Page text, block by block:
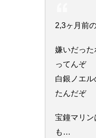
2,3ヶ月前
嫌いだっ
ってんぞ
白銀ノエ
たんだぞ
宝鐘マリ
も…